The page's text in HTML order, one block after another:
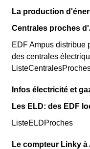
La production
Centrales proches
EDF Ampus distribue
des centrales
Infos électricité et
Les ELD: des EDF
ListeELDProches
Le compteur Linky à